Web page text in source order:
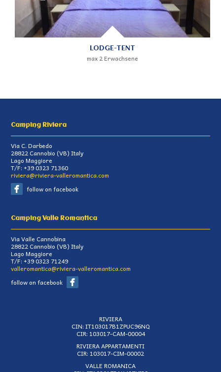
LODGE-TENT
max 2 Erwachsene
Camping Riviera
Via C. Darbedo
28822 Cannobio (VB)Italy
Lago Maggiore
T/F:+39 0323 71360
riviera@riviera-valleromantica.com
follow on facebook
Camping Valle Romantica
Via Valle Cannobina
28822 Cannobio (VB)Italy
Lago Maggiore
T/F:+39 0323 71249
valleromantica@riviera-valleromantica.com
follow on facebook
RIVIERA
CIN: IT103017B1ZPUC96NQ
CIR: 103017-CAM-00004
RIVIERA APPARTAMENTI
CIR: 103017-CIM-00002
VALLE ROMANICA